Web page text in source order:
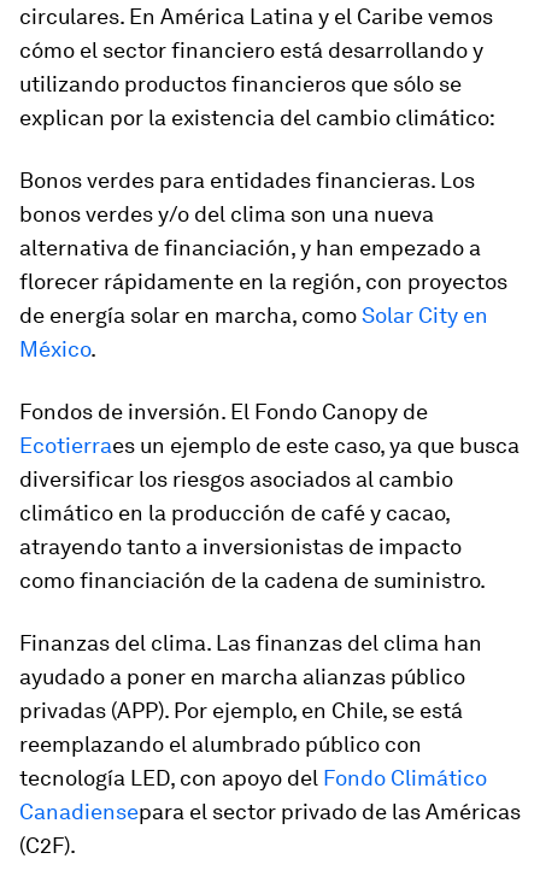
circulares. En América Latina y el Caribe vemos
cómo el sector financiero está desarrollando y
utilizando productos financieros que sólo se
explican por la existencia del cambio climático:
Bonos verdes para entidades financieras. Los
bonos verdes y/o del clima son una nueva
alternativa de financiación, y han empezado a
florecer rápidamente en la región, con proyectos
de energía solar en marcha, comoSolar City en
México.
Fondos de inversión. El Fondo Canopy de
Ecotierraes un ejemplo de este caso, ya que busca
diversificar los riesgos asociados al cambio
climático en la producción de café y cacao,
atrayendo tanto a inversionistas de impacto
como financiación de la cadena de suministro.
Finanzas del clima. Las finanzas del clima han
ayudado a poner en marcha alianzas público
privadas (APP). Por ejemplo, en Chile, se está
reemplazando el alumbrado público con
tecnología LED, con apoyo del Fondo Climático
Canadiensepara el sector privado de las Américas
(C2F).